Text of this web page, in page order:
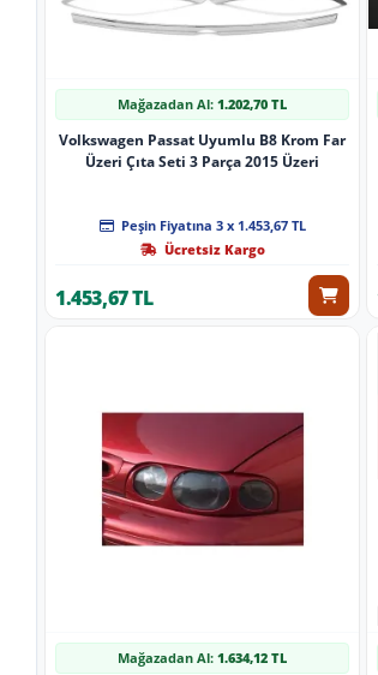
Mağazadan Al:1.202,70 TL
Volkswagen Passat Uyumlu B8 Krom Far
Üzeri Çıta Seti 3 Parça 2015 Üzeri
Peşin Fiyatına 3 x 1.453,67 TL
Ücretsiz Kargo
1.453,67 TL
Mağazadan Al:1.634,12 TL